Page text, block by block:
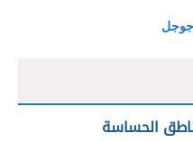
الحساسة